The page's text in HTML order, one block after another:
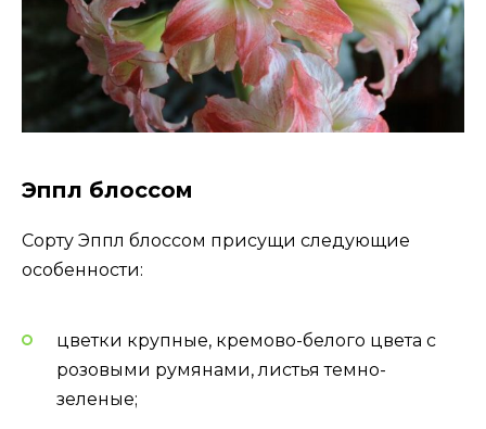
Эппл блоссом
Сорту Эппл блоссом присущи следующие
особенности:
цветки крупные, кремово-белого цвета с
розовыми румянами, листья темно-
зеленые;